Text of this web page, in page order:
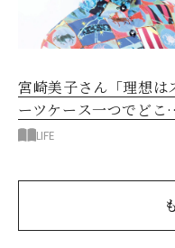
宮崎美子さん「理想は
ーツケース一つでどこ
でも行ける暮らし」
LIFE